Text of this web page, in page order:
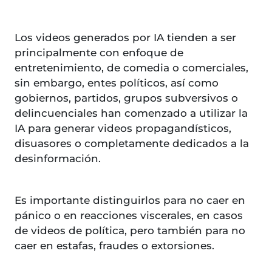
Los videos generados por IA tienden a ser
principalmente con enfoque de
entretenimiento, de comedia o comerciales,
sin embargo, entes políticos, así como
gobiernos, partidos, grupos subversivos o
delincuenciales han comenzado a utilizar la
IA para generar videos propagandísticos,
disuasores o completamente dedicados a la
desinformación.
Es importante distinguirlos para no caer en
pánico o en reacciones viscerales, en casos
de videos de política, pero también para no
caer en estafas, fraudes o extorsiones.